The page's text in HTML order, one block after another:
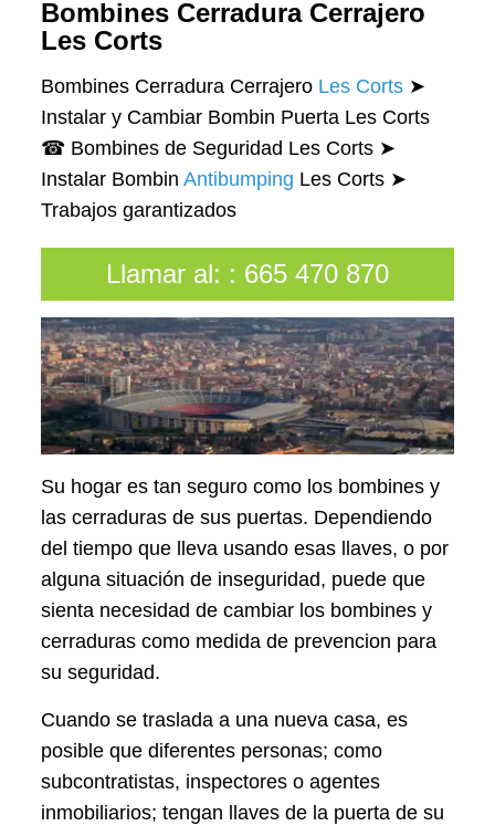
Bombines Cerradura Cerrajero
Les Corts
Bombines Cerradura Cerrajero Les Corts ➤
Instalar y Cambiar Bombin Puerta Les Corts
☎ Bombines de Seguridad Les Corts ➤
Instalar BombinAntibumping Les Corts ➤
Trabajos garantizados
Llamar al: : 665 470 870
Su hogar es tan seguro como los bombines y
las cerraduras de sus puertas. Dependiendo
del tiempo que lleva usando esas llaves, o por
alguna situación de inseguridad, puede que
sienta necesidad de cambiar los bombines y
cerraduras como medida de prevencion para
su seguridad.
Cuando se traslada a una nueva casa, es
posible que diferentes personas; como
subcontratistas, inspectores o agentes
inmobiliarios; tengan llaves de la puerta de su